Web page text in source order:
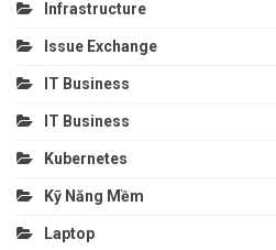
Infrastructure
Issue Exchange
IT Business
IT Business
Kubernetes
Kỹ Năng Mềm
Laptop